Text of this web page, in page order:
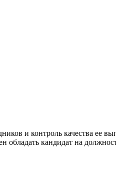
и контроль качества ее
кандидат на